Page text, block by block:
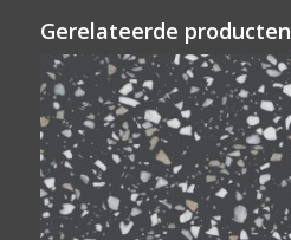
Gerelateerde producten